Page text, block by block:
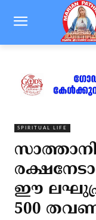
SPIRITUAL LIFE
ഈ
500